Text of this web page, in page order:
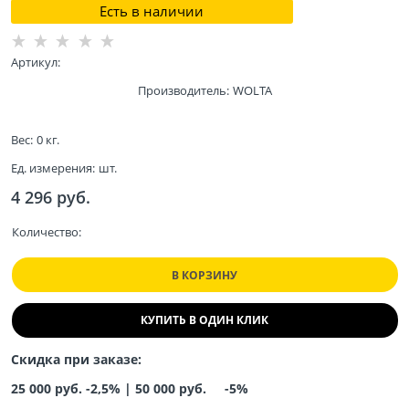
Есть в наличии
Артикул:
Производитель: WOLTA
Вес: 0 кг.
Ед. измерения: шт.
4 296 руб.
Количество:
В КОРЗИНУ
КУПИТЬ В ОДИН КЛИК
Скидка при заказе:
25 000 руб. -2,5% | 50 000 руб. -5%